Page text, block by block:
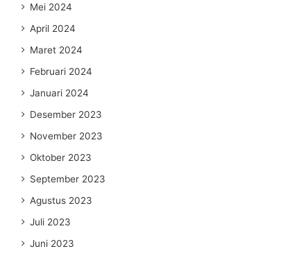
Mei 2024
April 2024
Maret 2024
Februari 2024
Januari 2024
Desember 2023
November 2023
Oktober 2023
September 2023
Agustus 2023
Juli 2023
Juni 2023